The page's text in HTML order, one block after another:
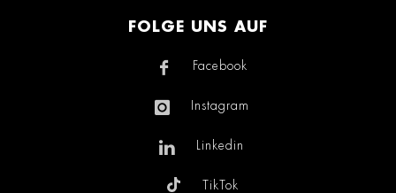
FOLGE UNS AUF
Facebook
Instagram
Linkedin
TikTok